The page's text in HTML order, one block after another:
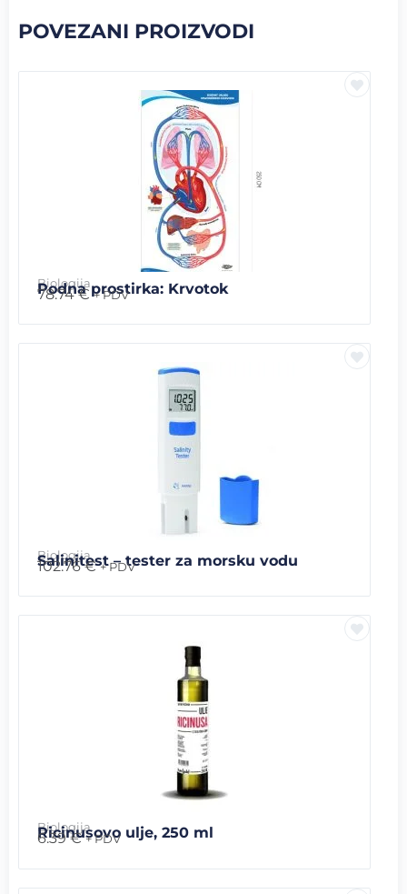
POVEZANI PROIZVODI
Biologija
Podna prostirka: Krvotok
78.74€ + PDV
Biologija
Salinitest – tester za morsku vodu
102.76€ + PDV
Biologija
Ricinusovo ulje, 250 ml
6.39€ + PDV